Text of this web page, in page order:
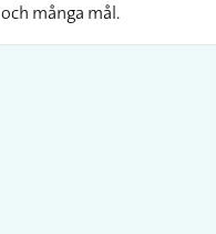
och många mål.